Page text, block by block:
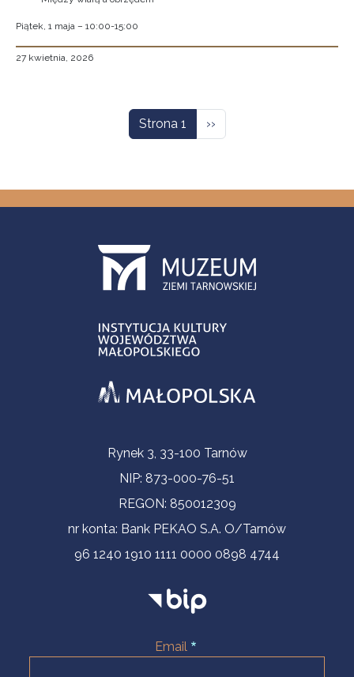
Piątek, 1 maja – 10:00-15:00
27 kwietnia, 2026
Strona 1 Następna strona
››
Informacje kontaktoweRynek 3, 33-100 Tarnów
NIP: 873-000-76-51
REGON: 850012309
nr konta: Bank PEKAO S.A. O/Tarnów
96 1240 1910 1111 0000 0898 4744
Email